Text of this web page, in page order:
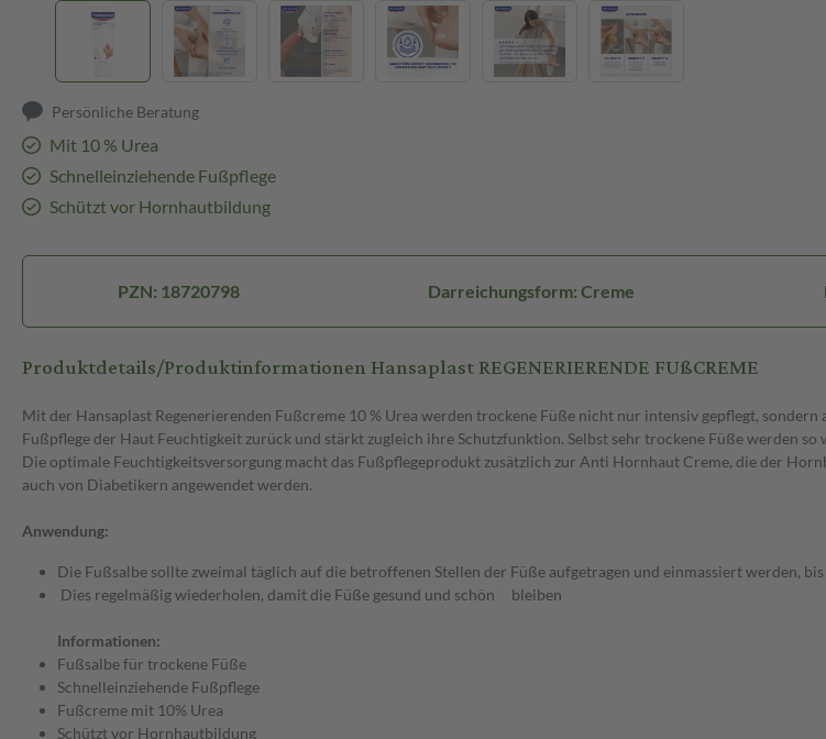
Persönliche Beratung
Mit 10 % Urea
Schnelleinziehende Fußpflege
Schützt vor Hornhautbildung
PZN: 18720798 Darreichungsform: Creme
Produktdetails/Produktinformationen Hansaplast REGENERIERENDE FUßCREME
Mit der Hansaplast Regenerierenden Fußcreme 10 % Urea werden trockene Füße nicht nur intensiv gepflegt,
Fußpflege der Haut Feuchtigkeit zurück und stärkt zugleich ihre Schutzfunktion. Selbst sehr trockene Füße werden so
Die optimale Feuchtigkeitsversorgung macht das Fußpflegeprodukt zusätzlich zur Anti Hornhaut Creme, die der
auch von Diabetikern angewendet werden.
Anwendung:
Die Fußsalbe sollte zweimal täglich auf die betroffenen Stellen der Füße aufgetragen und einmassiert werden,
Dies regelmäßig wiederholen, damit die Füße gesund und schön bleiben
Informationen:
Fußsalbe für trockene Füße
Schnelleinziehende Fußpflege
Fußcreme mit 10% Urea
Schützt vor Hornhautbildung